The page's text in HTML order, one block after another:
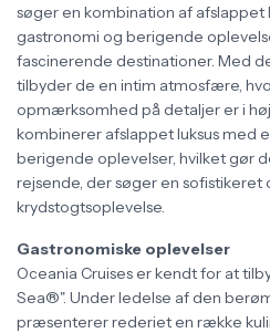
søger en kombination af afslappet
gastronomi og berigende
fascinerende destinationer. Med
tilbyder de en intim atmosfære,
opmærksomhed på detaljer er i
kombinerer afslappet luksus med
berigende oplevelser, hvilket gør
rejsende, der søger en
krydstogtsoplevelse.
Gastronomiske oplevelser
Oceania Cruises er kendt for at
Sea®". Under ledelse af den
præsenterer rederiet en række